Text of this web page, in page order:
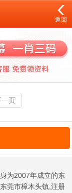
返回
一页
为2007年成立的东
莞市樟木头镇,注册